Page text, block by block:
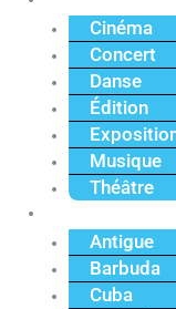
Cinéma
Concert
Danse
Édition
Musique
Théâtre
Antigue
Barbuda
Cuba